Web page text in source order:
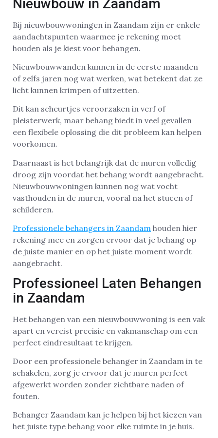
Nieuwbouw in Zaandam
Bij nieuwbouwwoningen in Zaandam zijn er enkele
aandachtspunten waarmee je rekening moet
houden als je kiest voor behangen.
Nieuwbouwwanden kunnen in de eerste maanden
of zelfs jaren nog wat werken, wat betekent dat ze
licht kunnen krimpen of uitzetten.
Dit kan scheurtjes veroorzaken in verf of
pleisterwerk, maar behang biedt in veel gevallen
een flexibele oplossing die dit probleem kan helpen
voorkomen.
Daarnaast is het belangrijk dat de muren volledig
droog zijn voordat het behang wordt aangebracht.
Nieuwbouwwoningen kunnen nog wat vocht
vasthouden in de muren, vooral na het stucen of
schilderen.
Professionele behangers in Zaandam houden hier
rekening mee en zorgen ervoor dat je behang op
de juiste manier en op het juiste moment wordt
aangebracht.
Professioneel Laten Behangen
in Zaandam
Het behangen van een nieuwbouwwoning is een vak
apart en vereist precisie en vakmanschap om een
perfect eindresultaat te krijgen.
Door een professionele behanger in Zaandam in te
schakelen, zorg je ervoor dat je muren perfect
afgewerkt worden zonder zichtbare naden of
fouten.
Behanger Zaandam kan je helpen bij het kiezen van
het juiste type behang voor elke ruimte in je huis.